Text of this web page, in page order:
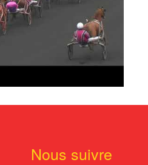
Nous suivre